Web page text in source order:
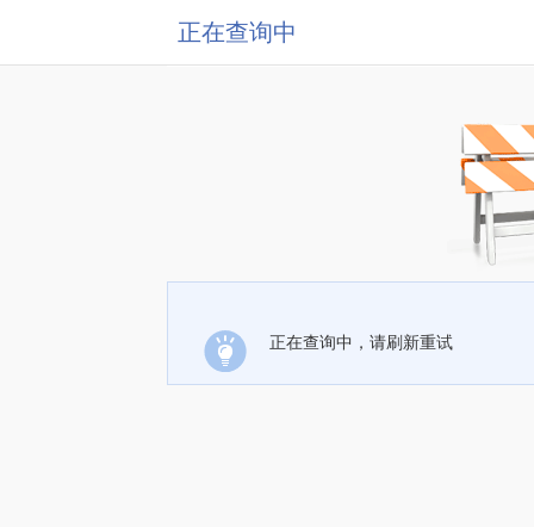
正在查询中
正在查询中，请刷新重试